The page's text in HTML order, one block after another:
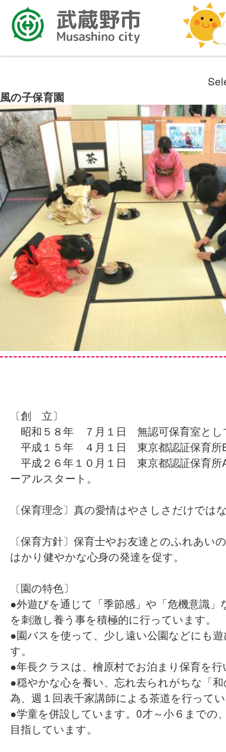
風の子保育園
〔創 立〕
昭和５８年 ７月１日 無認可保育室とし
平成１５年 ４月１日 東京都認証保育所
平成２６年１０月１日 東京都認証保育所
ーアルスタート。
〔保育理念〕真の愛情はやさしさだけでは
〔保育方針〕保育士やお友達とのふれあい
はかり健やかな心身の発達を促す。
〔園の特色〕
●外遊びを通じて「季節感」や「危機意識」
を刺激し養う事を積極的に行っています。
●園バスを使って、少し遠い公園などにも
す。
●年長クラスは、檜原村でお泊まり保育を
●穏やかな心を養い、忘れ去られがちな「
為、週１回表千家講師による茶道を行って
●学童を併設しています。0才～小６までの
目指しています。